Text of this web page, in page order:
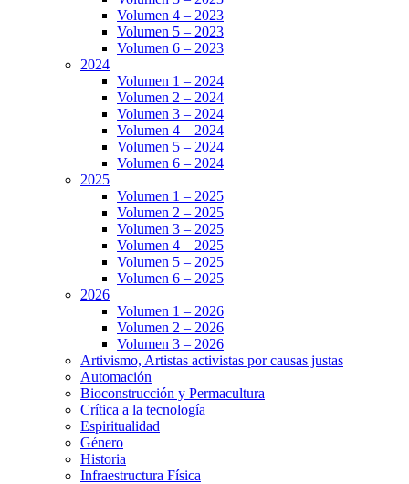
Volumen 4 – 2023
Volumen 5 – 2023
Volumen 6 – 2023
2024
Volumen 1 – 2024
Volumen 2 – 2024
Volumen 3 – 2024
Volumen 4 – 2024
Volumen 5 – 2024
Volumen 6 – 2024
2025
Volumen 1 – 2025
Volumen 2 – 2025
Volumen 3 – 2025
Volumen 4 – 2025
Volumen 5 – 2025
Volumen 6 – 2025
2026
Volumen 1 – 2026
Volumen 2 – 2026
Volumen 3 – 2026
Artivismo, Artistas activistas por causas justas
Automación
Bioconstrucción y Permacultura
Crítica a la tecnología
Espiritualidad
Género
Historia
Infraestructura Física